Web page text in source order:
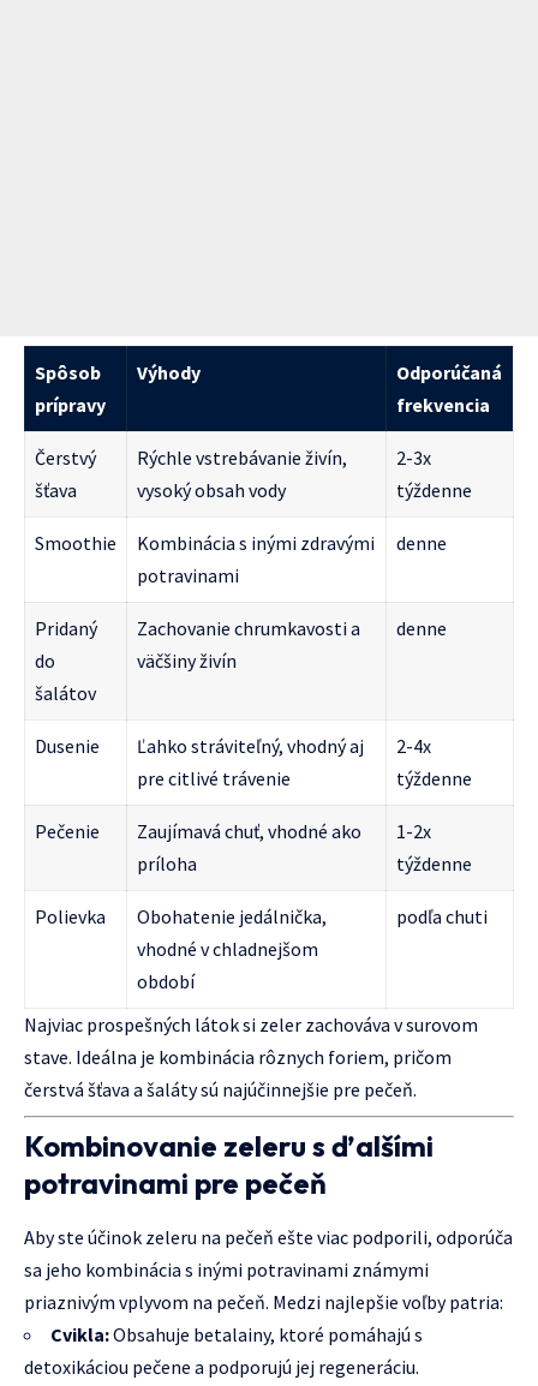
Spôsob
prípravy
Výhody
Odporúčaná
frekvencia
Čerstvý
šťava
Rýchle vstrebávanie živín,
vysoký obsah vody
2-3x
týždenne
Smoothie
Kombinácia s inými zdravými
potravinami
denne
Pridaný
do
šalátov
Zachovanie chrumkavosti a
väčšiny živín
denne
Dusenie
Ľahko stráviteľný, vhodný aj
pre citlivé trávenie
2-4x
týždenne
Pečenie
Zaujímavá chuť, vhodné ako
príloha
1-2x
týždenne
Polievka
Obohatenie jedálnička,
vhodné v chladnejšom
období
podľa chuti
Najviac prospešných látok si zeler zachováva v surovom
stave. Ideálna je kombinácia rôznych foriem, pričom
čerstvá šťava a šaláty sú najúčinnejšie pre pečeň.
Kombinovanie zeleru s ďalšími
potravinami pre pečeň
Aby ste účinok zeleru na pečeň ešte viac podporili, odporúča
sa jeho kombinácia s inými potravinami známymi
priaznivým vplyvom na pečeň. Medzi najlepšie voľby patria:
Cvikla:Obsahuje betalainy, ktoré pomáhajú s
detoxikáciou pečene a podporujú jej regeneráciu.